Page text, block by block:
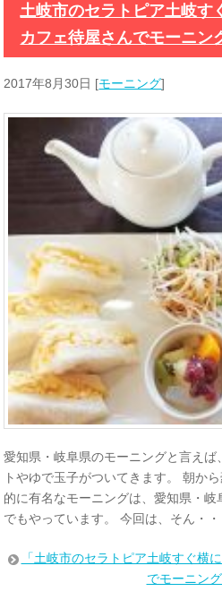
土岐市のセラトピア土岐す
カフェ待屋さんでモーニン
2017年8月30日 [モーニング]
愛知県・岐阜県のモーニングと言え
トやゆで玉子がついてきます。 朝か
的に有名なモーニングは、愛知県・
でもやっています。 今回は、そん・・
「土岐市のセラトピア土岐すぐ横
でモーニン